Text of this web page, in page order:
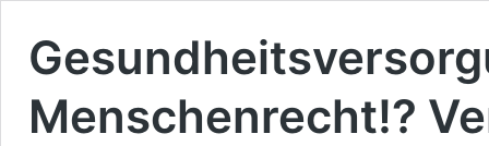
Menschenrecht!?